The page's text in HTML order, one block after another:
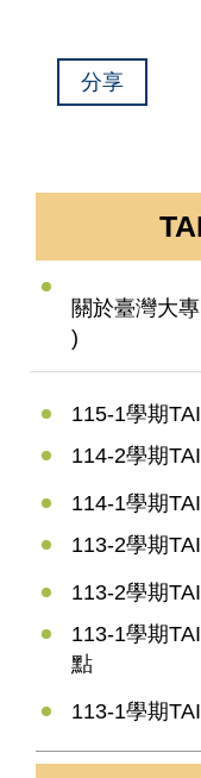
分享
關於臺灣大
)
115-1學期
114-2學期
114-1學期
113-2學期
113-2學期
113-1學期
點
113-1學期